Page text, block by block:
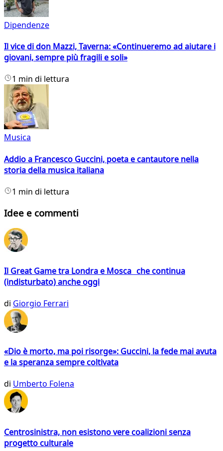
Dipendenze
Il vice di don Mazzi, Taverna: «Continueremo ad aiutare i
giovani, sempre più fragili e soli»
1 min di lettura
Musica
Addio a Francesco Guccini, poeta e cantautore nella
storia della musica italiana
1 min di lettura
Idee e commenti
Il Great Game tra Londra e Mosca che continua
(indisturbato) anche oggi
di Giorgio Ferrari
«Dio è morto, ma poi risorge»: Guccini, la fede mai avuta
e la speranza sempre coltivata
di Umberto Folena
Centrosinistra, non esistono vere coalizioni senza
progetto culturale